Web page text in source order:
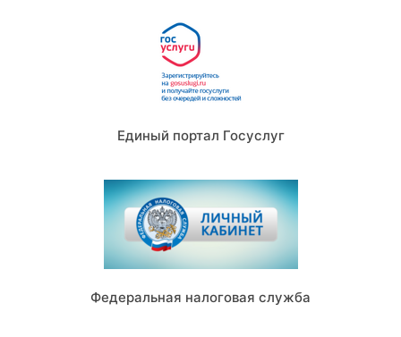
Единый портал Госуслуг
Федеральная налоговая служба